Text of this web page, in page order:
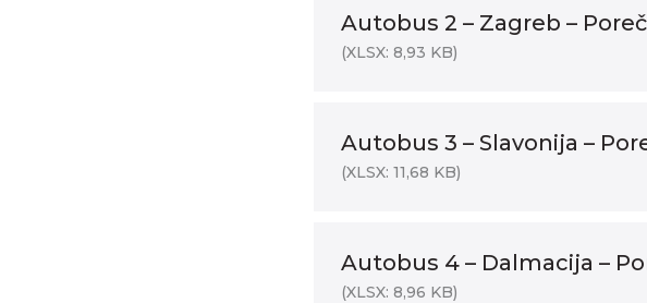
Autobus 2 – Zagreb – Poreč
(XLSX: 8,93 KB)
Autobus 3 – Slavonija –
(XLSX: 11,68 KB)
Autobus 4 – Dalmacija –
(XLSX: 8,96 KB)